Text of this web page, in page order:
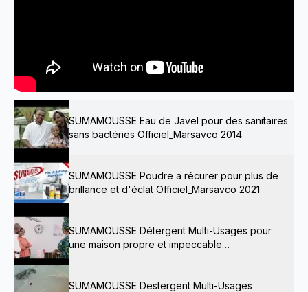
SUMAMOUSSE Eau de Javel pour des sanitaires
sans bactéries Officiel_Marsavco 2014
SUMAMOUSSE Poudre a récurer pour plus de
brillance et d'éclat Officiel_Marsavco 2021
SUMAMOUSSE Détergent Multi-Usages pour
une maison propre et impeccable
SUMAMOUSSE Destergent Multi-Usages